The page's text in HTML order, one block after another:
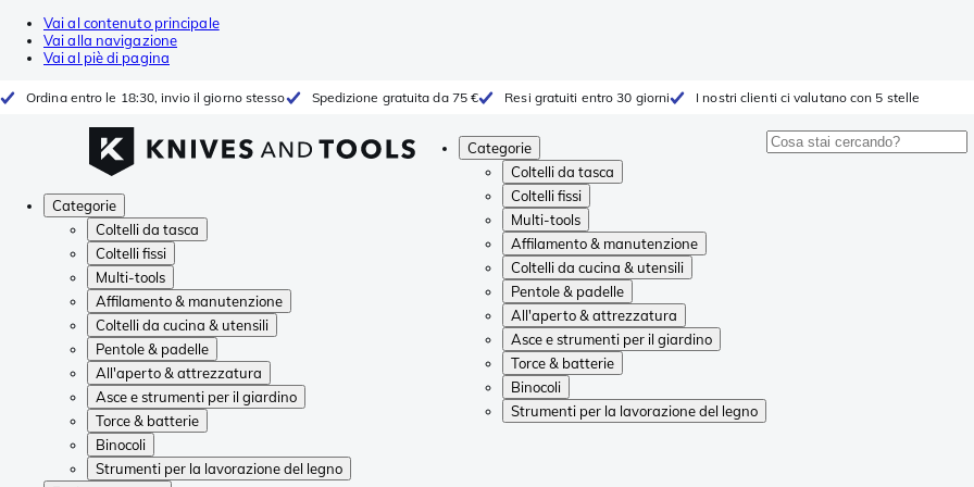
Vai al contenuto principale
Vai alla navigazione
Vai al piè di pagina
Ordina entro le 18:30, invio il giorno stesso Spedizione gratuita da 75 € Resi gratuiti entro 30 giorni I nostri clienti ci valutano con 5 stelle
Categorie
Coltelli da tasca
Coltelli fissi
Multi-tools
Affilamento & manutenzione
Coltelli da cucina & utensili
Pentole & padelle
All'aperto & attrezzatura
Asce e strumenti per il giardino
Torce & batterie
Binocoli
Strumenti per la lavorazione del legno
Categorie
Coltelli da tasca
Coltelli fissi
Multi-tools
Affilamento & manutenzione
Coltelli da cucina & utensili
Pentole & padelle
All'aperto & attrezzatura
Asce e strumenti per il giardino
Torce & batterie
Binocoli
Strumenti per la lavorazione del legno